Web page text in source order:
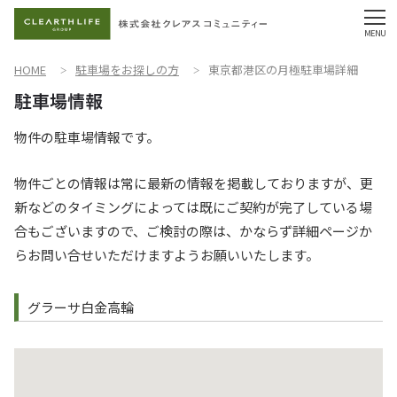
HOME 駐車場をお探しの方 東京都港区の月極駐車場詳細
物件の駐車場情報です。
物件ごとの情報は常に最新の情報を掲載しておりますが、更
新などのタイミングによっては既にご契約が完了している場
合もございますので、ご検討の際は、かならず詳細ページか
らお問い合せいただけますようお願いいたします。
グラーサ白金高輪